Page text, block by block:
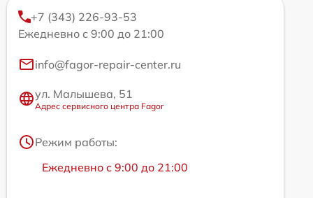
+7 (343) 226-93-53
Ежедневно с 9:00 до 21:00
info@fagor-repair-center.ru
ул. Малышева, 51
Адрес сервисного центра Fagor
Режим работы:
Ежедневно с 9:00 до 21:00